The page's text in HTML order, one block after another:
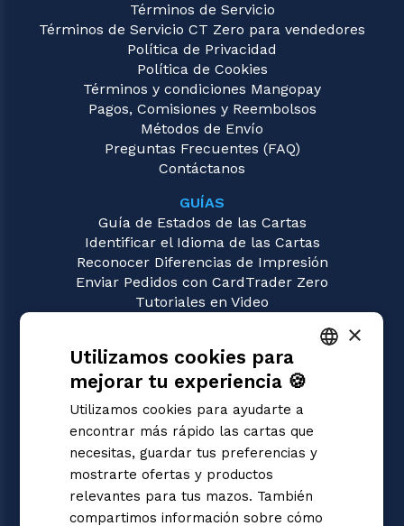
Términos de Servicio
Términos de Servicio CT Zero para vendedores
Política de Privacidad
Política de Cookies
Términos y condiciones Mangopay
Pagos, Comisiones y Reembolsos
Métodos de Envío
Preguntas Frecuentes (FAQ)
Contáctanos
GUÍAS
Guía de Estados de las Cartas
Identificar el Idioma de las Cartas
Reconocer Diferencias de Impresión
Enviar Pedidos con CardTrader Zero
Tutoriales en Video
Flesh and Blood
Magic: the Gathering
Pokémon
Yu-Gi-Oh!
Digimon
One Piece
Dragon Ball Super
Cardfight!! Vanguard
Disney Lorcana
ITALIAN
×
Utilizamos cookies para
mejorar tu experiencia 🍪
Utilizamos cookies para ayudarte a
encontrar más rápido las cartas que
necesitas, guardar tus preferencias y
mostrarte ofertas y productos
relevantes para tus mazos. También
compartimos información sobre cómo